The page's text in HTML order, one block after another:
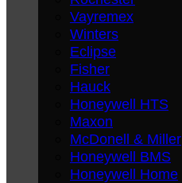
Vayremex
Winters
Eclipse
Fisher
Hauck
Honeywell HTS
Maxon
McDonell & Miller
Honeywell BMS
Honeywell Home